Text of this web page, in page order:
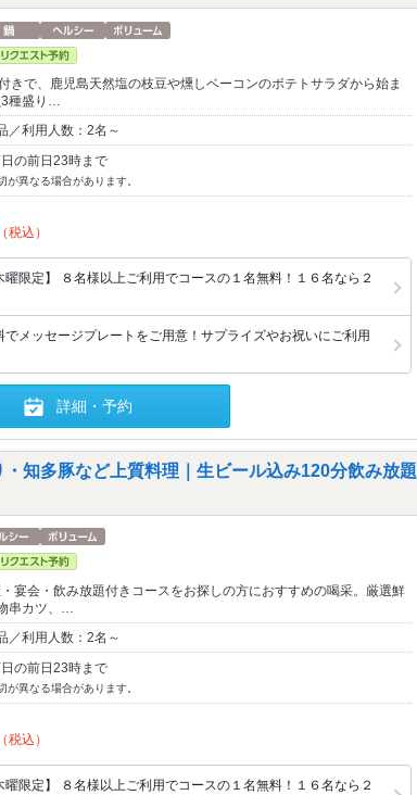
きで、鹿児島天然塩の枝豆や燻しベーコンのポテトサラダから始ま
3種盛り…
／利用人数：2名～
の前日23時まで
異なる場合があります。
（税込）
曜限定】 ８名様以上ご利用でコースの１名無料！１６名なら２
でメッセージプレートをご用意！サプライズやお祝いにご利用
詳細・予約
・知多豚など上質料理｜生ビール込み120分飲み放題
宴会・飲み放題付きコースをお探しの方におすすめの喝采。厳選鮮
串カツ、…
／利用人数：2名～
の前日23時まで
異なる場合があります。
（税込）
曜限定】 ８名様以上ご利用でコースの１名無料！１６名なら２